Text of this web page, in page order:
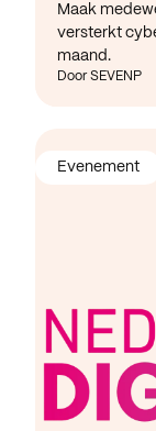
Maak
versterkt
maand.
Door SEVENP
Evenement